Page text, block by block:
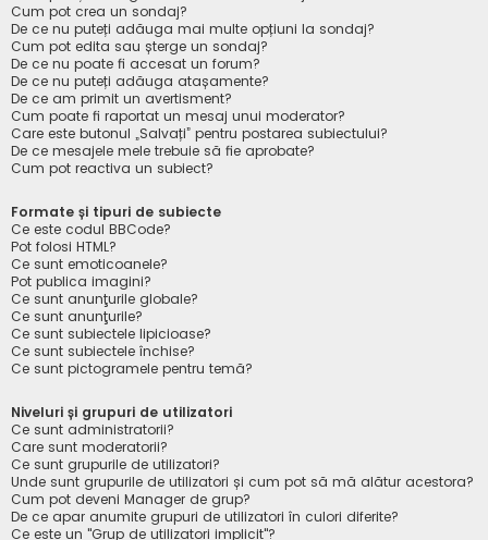
Cum pot crea un sondaj?
De ce nu puteți adăuga mai multe opțiuni la sondaj?
Cum pot edita sau șterge un sondaj?
De ce nu poate fi accesat un forum?
De ce nu puteți adăuga atașamente?
De ce am primit un avertisment?
Cum poate fi raportat un mesaj unui moderator?
Care este butonul „Salvați” pentru postarea subiectului?
De ce mesajele mele trebuie să fie aprobate?
Cum pot reactiva un subiect?
Formate și tipuri de subiecte
Ce este codul BBCode?
Pot folosi HTML?
Ce sunt emoticoanele?
Pot publica imagini?
Ce sunt anunţurile globale?
Ce sunt anunţurile?
Ce sunt subiectele lipicioase?
Ce sunt subiectele închise?
Ce sunt pictogramele pentru temă?
Niveluri și grupuri de utilizatori
Ce sunt administratorii?
Care sunt moderatorii?
Ce sunt grupurile de utilizatori?
Unde sunt grupurile de utilizatori și cum pot să mă alătur acestora?
Cum pot deveni Manager de grup?
De ce apar anumite grupuri de utilizatori în culori diferite?
Ce este un "Grup de utilizatori implicit"?